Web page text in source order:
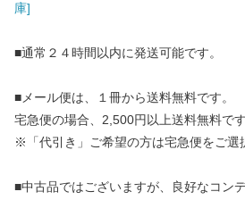
庫]
■通常２４時間以内に発送可能です。
■メール便は、１冊から送料無料です。
宅急便の場合、2,500円以上送料無料です
※「代引き」ご希望の方は宅急便をご選
■中古品ではございますが、良好なコン